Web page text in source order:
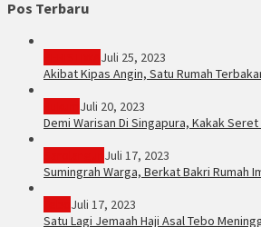
Pos Terbaru
Juli 25, 2023
Akibat Kipas Angin, Satu Rumah
Juli 20, 2023
Demi Warisan Di Singapura, Kakak
Juli 17, 2023
Sumingrah Warga, Berkat Bakri Rumah
Juli 17, 2023
Satu Lagi Jemaah Haji Asal Tebo